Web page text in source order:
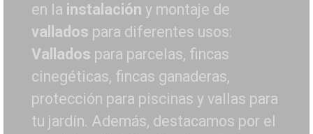
en la instalación y montaje de
vallados para diferentes usos:
Vallados para parcelas, fincas
cinegéticas, fincas ganaderas,
protección para piscinas y vallas para
tu jardín. Además, destacamos por el